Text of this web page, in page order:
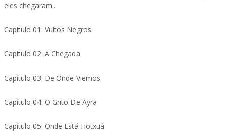
eles chegaram...
Capítulo 01: Vultos Negros
Capítulo 02: A Chegada
Capítulo 03: De Onde Viemos
Capítulo 04: O Grito De Ayra
Capítulo 05: Onde Está Hotxuá